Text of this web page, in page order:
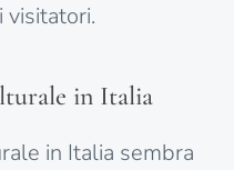
visitatori.
in Italia
in Italia sembra